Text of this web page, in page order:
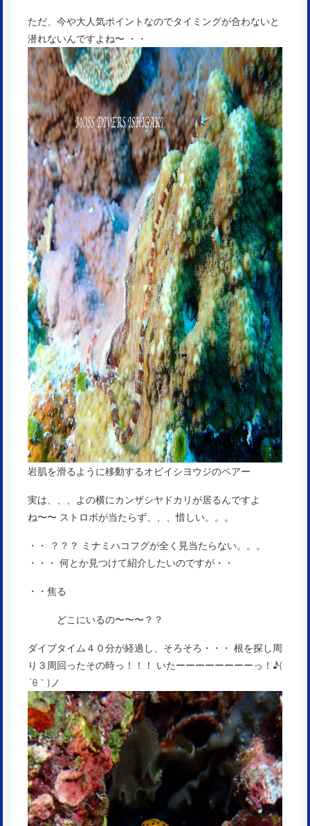
ただ、今や大人気ポイントなのでタイミングが合わないと
潜れないんですよね〜 ・・
岩肌を滑るように移動するオビイシヨウジのペアー
実は、、、よの横にカンザシヤドカリが居るんですよ
ね〜〜 ストロボが当たらず、、、惜しい。。。
・・ ？？？ ミナミハコフグが全く見当たらない。。。
・・・ 何とか見つけて紹介したいのですが・・
・・焦る
どこにいるの〜〜〜？？
ダイブタイム４０分が経過し、そろそろ・・・ 根を探し周
り３周回ったその時っ！！！ いたーーーーーーーーっ！♪(
´θ｀)ノ